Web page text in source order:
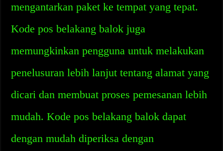
mengantarkan paket ke tempat yang tepat.
Kode pos belakang balok juga
memungkinkan pengguna untuk melakukan
penelusuran lebih lanjut tentang alamat yang
dicari dan membuat proses pemesanan lebih
mudah. Kode pos belakang balok dapat
dengan mudah diperiksa dengan